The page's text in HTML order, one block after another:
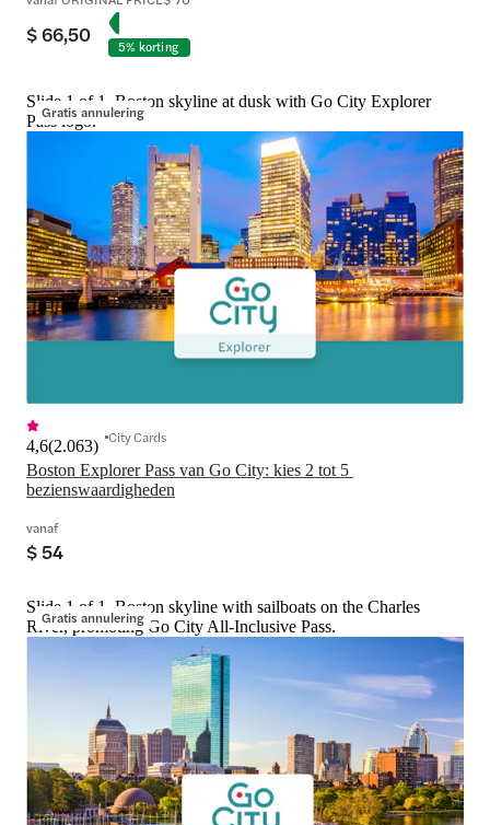
$ 66,50 5% korting
Gratis annulering
Slide 1 of 1, Boston skyline at dusk with Go City Explorer
Pass logo.
Boston Explorer Pass van Go City: kies 2 tot 5
bezienswaardigheden
4,6(2.063) City Cards
vanaf
$ 54
Gratis annulering
Slide 1 of 1, Boston skyline with sailboats on the Charles
River, promoting Go City All-Inclusive Pass.